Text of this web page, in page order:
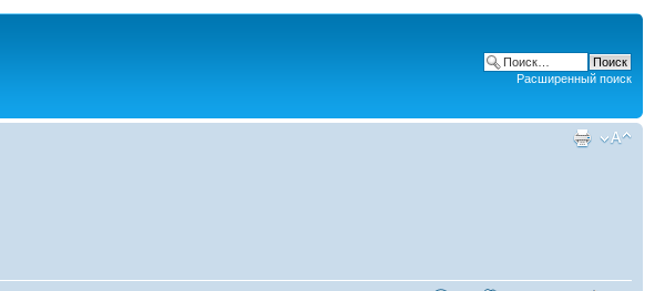
Расширенный поиск